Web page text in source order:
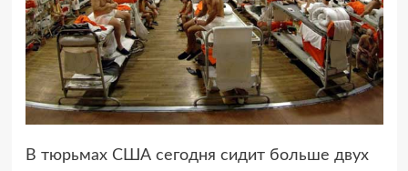
В тюрьмах США сегодня сидит больше двух